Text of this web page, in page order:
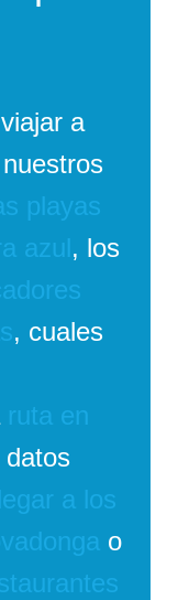
a
playas
azul, los
, cuales
ruta en
datos
a los
o